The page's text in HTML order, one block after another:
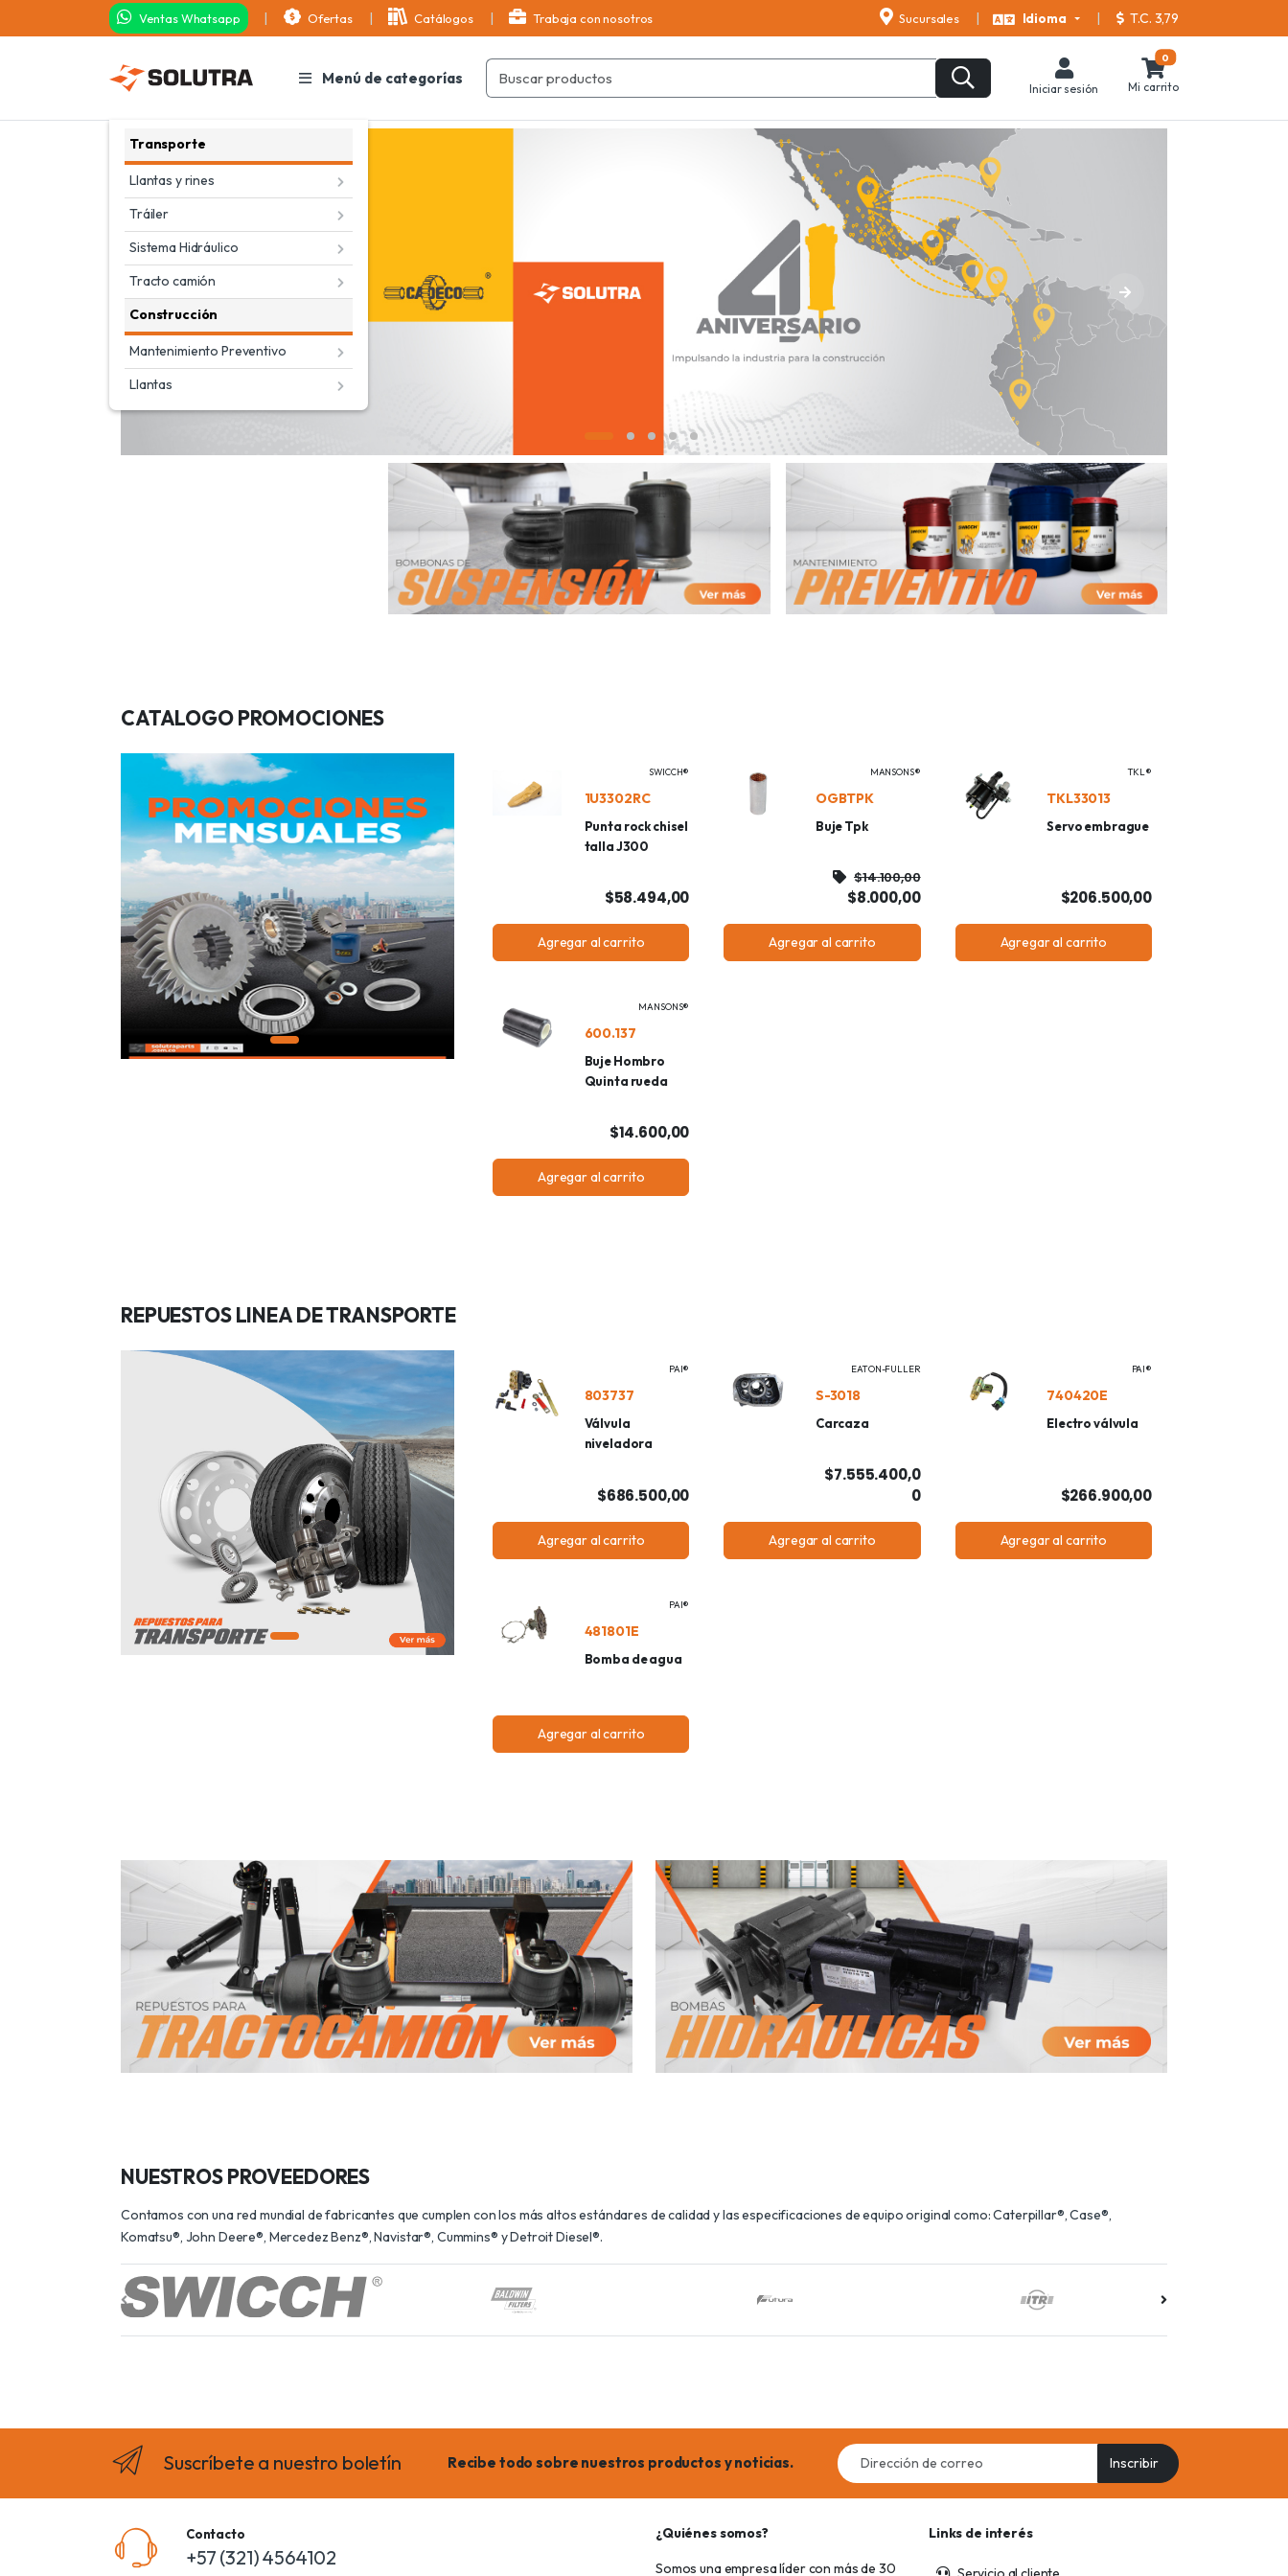
Ventas Whatsapp Ofertas Catálogos Trabaja con nosotros Sucursales Idioma T.C. 3,79
Menú de categorías
Transporte
Llantas y rines
Tráiler
Sistema Hidráulico
Tracto camión
Construcción
Mantenimiento Preventivo
Llantas
Iniciar sesión
0
Mi carrito
CATALOGO PROMOCIONES
SWICCH®
1U3302RC
Punta rock chisel
talla J300
$58.494,00
Agregar al carrito
MANSONS®
OGBTPK
Buje Tpk
$14.100,00
$8.000,00
Agregar al carrito
TKL®
TKL33013
Servo embrague
$206.500,00
Agregar al carrito
MANSONS®
600.137
Buje Hombro
Quinta rueda
$14.600,00
Agregar al carrito
REPUESTOS LINEA DE TRANSPORTE
PAI®
803737
Válvula
niveladora
$686.500,00
Agregar al carrito
EATON-FULLER
S-3018
Carcaza
$7.555.400,0
0
Agregar al carrito
PAI®
740420E
Electro válvula
$266.900,00
Agregar al carrito
PAI®
481801E
Bomba de agua
Agregar al carrito
NUESTROS PROVEEDORES
Contamos con una red mundial de fabricantes que cumplen con los más altos estándares de calidad y las especificaciones de equipo original como: Caterpillar®, Case®,
Komatsu®, John Deere®, Mercedez Benz®, Navistar®, Cummins® y Detroit Diesel®.
Suscríbete a nuestro boletín Recibe todo sobre nuestros productos y noticias.
Email
address
Inscribir
Contacto
+57 (321) 4564102
¿Quiénes somos?
Somos una empresa líder con más de 30
Links de interés